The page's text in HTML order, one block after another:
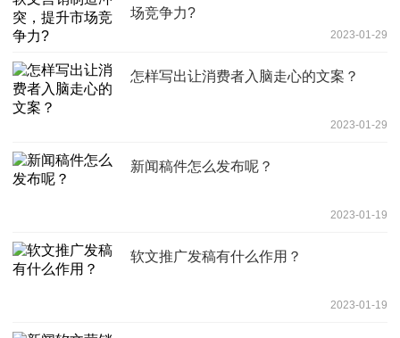
场竞争力?
2023-01-29
怎样写出让消费者入脑走心的文案？
2023-01-29
新闻稿件怎么发布呢？
2023-01-19
软文推广发稿有什么作用？
2023-01-19